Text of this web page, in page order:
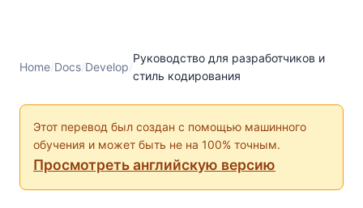
Home/Docs/Develop/
Руководство для разработчиков и
стиль кодирования
Этот перевод был создан с помощью машинного
обучения и может быть не на 100% точным.
Просмотреть английскую версию